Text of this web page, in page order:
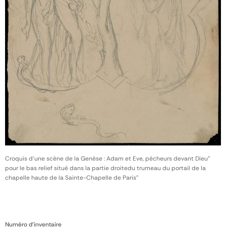
Numéro d'inventaire
Croquis d'une scène de la Genèse : Adam et Eve, pécheurs devant Dieu"
pour le bas relief situé dans la partie droitedu trumeau du portail de la
chapelle haute de la Sainte-Chapelle de Paris"